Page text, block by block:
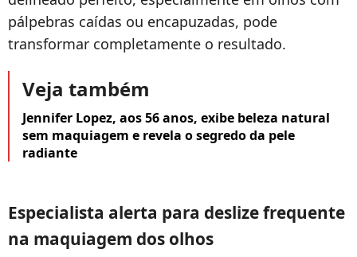
pálpebras caídas ou encapuzadas, pode
transformar completamente o resultado.
Veja também
Jennifer Lopez, aos 56 anos, exibe beleza natural
sem maquiagem e revela o segredo da pele
radiante
Especialista alerta para deslize frequente
na maquiagem dos olhos